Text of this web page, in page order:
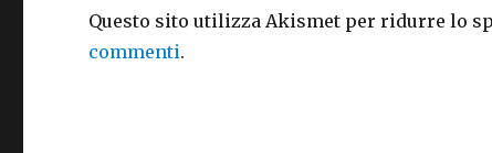
Questo sito utilizza Akismet per ridurre lo
commenti.